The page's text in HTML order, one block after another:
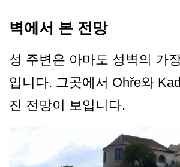
벽에서 본 전망
성 주변은 아마도 성벽의 가
입니다. 그곳에서 Ohře와
진 전망이 보입니다.